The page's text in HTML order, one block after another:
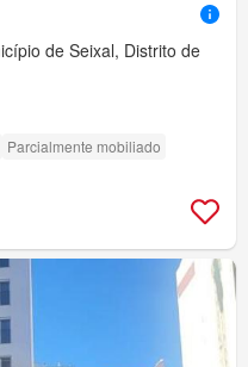
de Seixal, Distrito de
Parcialmente mobiliado